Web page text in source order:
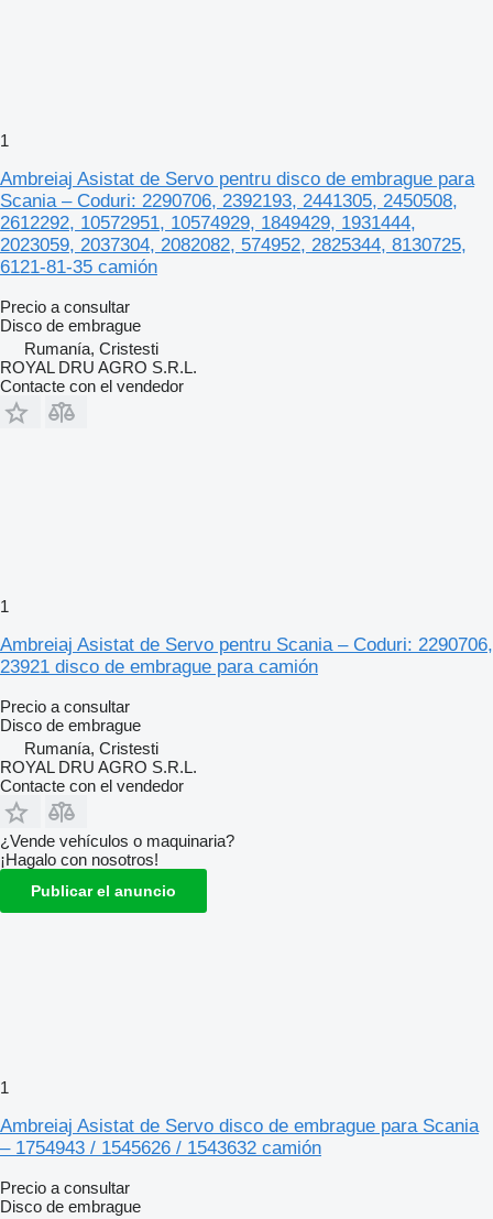
1
Ambreiaj Asistat de Servo pentru disco de embrague para
Scania – Coduri: 2290706, 2392193, 2441305, 2450508,
2612292, 10572951, 10574929, 1849429, 1931444,
2023059, 2037304, 2082082, 574952, 2825344, 8130725,
6121-81-35 camión
Precio a consultar
Disco de embrague
Rumanía, Cristesti
ROYAL DRU AGRO S.R.L.
Contacte con el vendedor
1
Ambreiaj Asistat de Servo pentru Scania – Coduri: 2290706,
23921 disco de embrague para camión
Precio a consultar
Disco de embrague
Rumanía, Cristesti
ROYAL DRU AGRO S.R.L.
Contacte con el vendedor
¿Vende vehículos o maquinaria?
¡Hagalo con nosotros!
Publicar el anuncio
1
Ambreiaj Asistat de Servo disco de embrague para Scania
– 1754943 / 1545626 / 1543632 camión
Precio a consultar
Disco de embrague